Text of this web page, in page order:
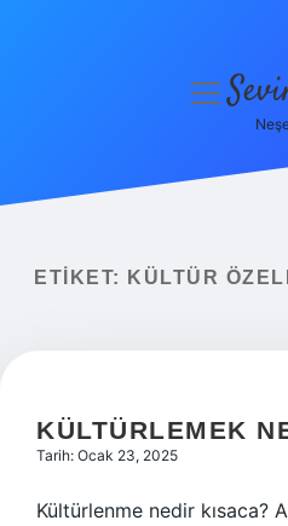
Yasal Uyarı
menüyü
ETIKET: KÜLTÜR
KÜLTÜRLEMEK
Tarih: Ocak 23, 2025
Kültürlenme nedir kısaca?